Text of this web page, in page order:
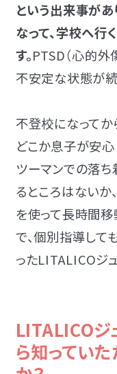
という出来事があ
なって、学校へ行
す。PTSD（心的外
不安定な状態が
不登校になってか
どこか息子が安心
ツーマンでの落
るところはないか
を使って長時間
で、個別指導して
ったLITALICOジ
LITALICOジ
ら知ってい